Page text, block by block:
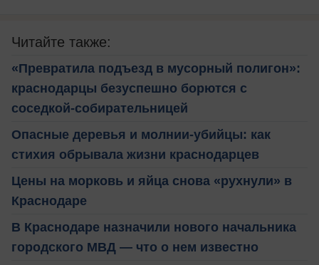
Читайте также:
«Превратила подъезд в мусорный полигон»:
краснодарцы безуспешно борются с
соседкой-собирательницей
Опасные деревья и молнии-убийцы: как
стихия обрывала жизни краснодарцев
Цены на морковь и яйца снова «рухнули» в
Краснодаре
В Краснодаре назначили нового начальника
городского МВД — что о нем известно